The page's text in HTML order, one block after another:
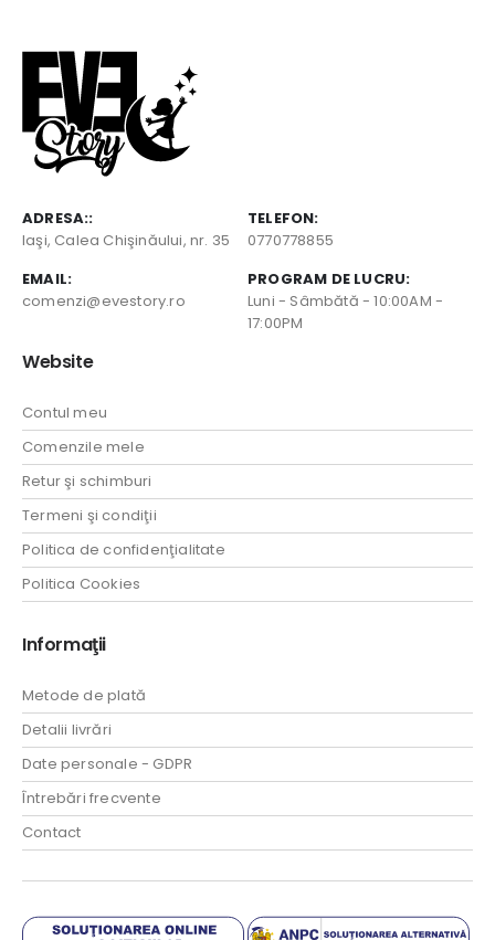
ADRESA::
Iaşi, Calea Chişinăului, nr. 35
TELEFON:
0770778855
EMAIL:
comenzi@evestory.ro
PROGRAM DE LUCRU:
Luni - Sâmbătă - 10:00AM -
17:00PM
Website
Contul meu
Comenzile mele
Retur şi schimburi
Termeni şi condiţii
Politica de confidenţialitate
Politica Cookies
Informaţii
Metode de plată
Detalii livrări
Date personale - GDPR
Întrebări frecvente
Contact